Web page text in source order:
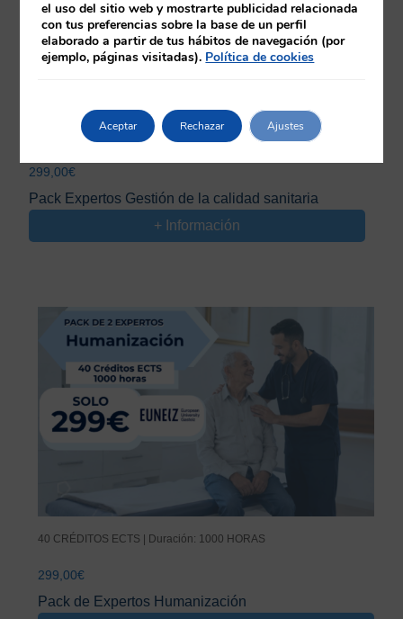
40 CREDITOS ECTs | Duración: 1000 HORAS
299,00€
Pack Expertos Gestión de la calidad sanitaria
+ Información
40 CRÉDITOS ECTS | Duración: 1000 HORAS
299,00€
Pack de Expertos Humanización
el uso del sitio web y mostrarte publicidad relacionada
con tus preferencias sobre la base de un perfil
elaborado a partir de tus hábitos de navegación (por
ejemplo, páginas visitadas). Política de cookies
Aceptar Rechazar Ajustes